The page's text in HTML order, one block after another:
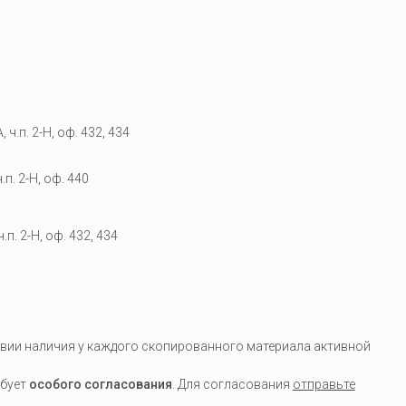
ч.п. 2-Н, оф. 432, 434
2-Н, оф. 440
2-Н, оф. 432, 434
наличия у каждого скопированного материала активной
особого согласования. Для согласования отправьте